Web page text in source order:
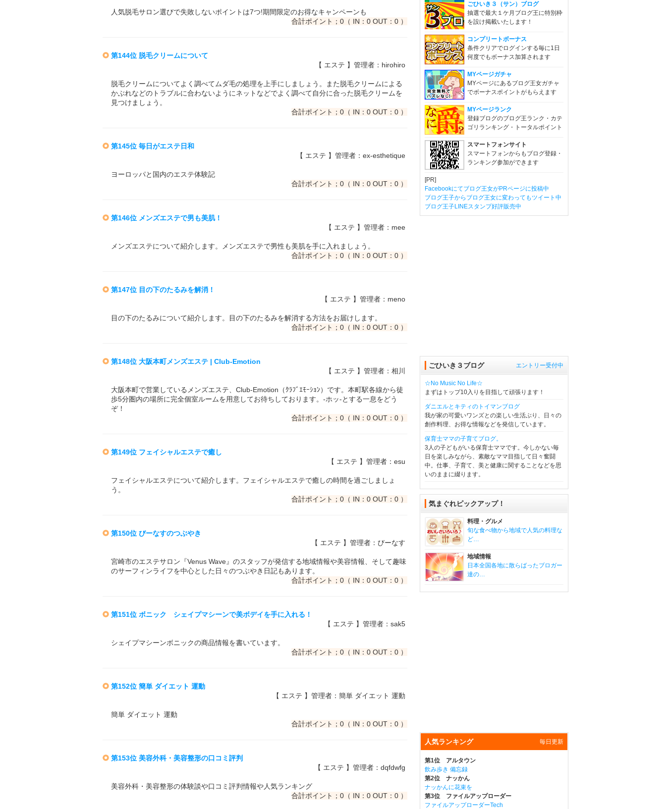
人気脱毛サロン選びで失敗しないポイントは7つ!期間限定のお得なキャンペーンも
合計ポイント；0（ IN：0 OUT：0 ）
第144位 脱毛クリームについて
【 エステ 】管理者：hirohiro
脱毛クリームについてよく調べてムダ毛の処理を上手にしましょう。また脱毛クリームによる
かぶれなどのトラブルに合わないようにネットなどでよく調べて自分に合った脱毛クリームを
見つけましょう。
合計ポイント；0（ IN：0 OUT：0 ）
第145位 毎日がエステ日和
【 エステ 】管理者：ex-esthetique
ヨーロッパと国内のエステ体験記
合計ポイント；0（ IN：0 OUT：0 ）
第146位 メンズエステで男も美肌！
【 エステ 】管理者：mee
メンズエステについて紹介します。メンズエステで男性も美肌を手に入れましょう。
合計ポイント；0（ IN：0 OUT：0 ）
第147位 目の下のたるみを解消！
【 エステ 】管理者：meno
目の下のたるみについて紹介します。目の下のたるみを解消する方法をお届けします。
合計ポイント；0（ IN：0 OUT：0 ）
第148位 大阪本町メンズエステ | Club-Emotion
【 エステ 】管理者：相川
大阪本町で営業しているメンズエステ、Club-Emotion（ｸﾗﾌﾞｴﾓｰｼｮﾝ）です。本町駅各線から徒
歩5分圏内の場所に完全個室ルームを用意してお待ちしております。-ホッ-とする一息をどう
ぞ！
合計ポイント；0（ IN：0 OUT：0 ）
第149位 フェイシャルエステで癒し
【 エステ 】管理者：esu
フェイシャルエステについて紹介します。フェイシャルエステで癒しの時間を過ごしましょ
う。
合計ポイント；0（ IN：0 OUT：0 ）
第150位 びーなすのつぶやき
【 エステ 】管理者：びーなす
宮崎市のエステサロン『Venus Wave』のスタッフが発信する地域情報や美容情報、そして趣味
のサーフィンライフを中心とした日々のつぶやき日記もあります。
合計ポイント；0（ IN：0 OUT：0 ）
第151位 ボニック シェイプマシーンで美ボデイを手に入れる！
【 エステ 】管理者：sak5
シェイプマシーンボニックの商品情報を書いています。
合計ポイント；0（ IN：0 OUT：0 ）
第152位 簡単 ダイエット 運動
【 エステ 】管理者：簡単 ダイエット 運動
簡単 ダイエット 運動
合計ポイント；0（ IN：0 OUT：0 ）
第153位 美容外科・美容整形の口コミ評判
【 エステ 】管理者：dqfdwfg
美容外科・美容整形の体験談や口コミ評判情報や人気ランキング
合計ポイント；0（ IN：0 OUT：0 ）
ごひいき３（サン）ブログ
抽選で最大１ケ月ブログ王に特別枠
を設け掲載いたします！
コンプリートボーナス
条件クリアでログインする毎に1日
何度でもボーナス加算されます
MYページガチャ
MYページにあるブログ王女ガチャ
でボーナスポイントがもらえます
MYページランク
登録ブログのブログ王ランク・カテ
ゴリランキング・トータルポイント
スマートフォンサイト
スマートフォンからもブログ登録・
ランキング参加ができます
[PR]
Facebookにてブログ王女がPRページに投稿中
ブログ王子からブログ王女に変わってもツイート中
ブログ王子LINEスタンプ好評販売中
エントリー受付中
ごひいき３ブログ
☆No Music No Life☆
まずはトップ10入りを目指して頑張ります！
ダニエルとキティのトイマンブログ
我が家の可愛いワンズとの楽しい生活ぶり、日々の
創作料理、お得な情報などを発信しています。
保育士ママの子育てブログ。
3人の子どもがいる保育士ママです。今しかない毎
日を楽しみながら、素敵なママ目指して日々奮闘
中。仕事、子育て、美と健康に関することなどを思
いのままに綴ります。
気まぐれピックアップ！
料理・グルメ
旬な食べ物から地域で人気の料理な
ど…
地域情報
日本全国各地に散らばったブロガー
達の…
毎日更新
人気ランキング
第1位 アルタウン
飲み歩き 備忘録
第2位 ナッかん
ナッかんに花束を
第3位 ファイルアップローダー
ファイルアップローダーTech